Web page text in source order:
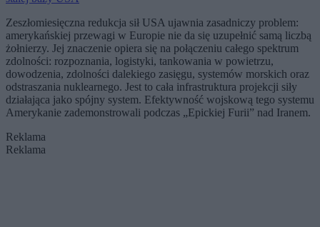
Zeszłomiesięczna redukcja sił USA ujawnia zasadniczy problem:
amerykańskiej przewagi w Europie nie da się uzupełnić samą liczbą
żołnierzy. Jej znaczenie opiera się na połączeniu całego spektrum
zdolności: rozpoznania, logistyki, tankowania w powietrzu,
dowodzenia, zdolności dalekiego zasięgu, systemów morskich oraz
odstraszania nuklearnego. Jest to cała infrastruktura projekcji siły
działająca jako spójny system. Efektywność wojskową tego systemu
Amerykanie zademonstrowali podczas „Epickiej Furii” nad Iranem.
Reklama
Reklama